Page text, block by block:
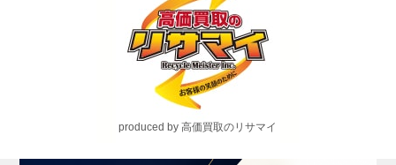
produced by 高価買取のリサマイ